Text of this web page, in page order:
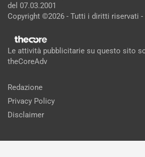
del 07.03.2001
Copyright ©2026 - Tutti i diritti riservati -
Le attività pubblicitarie su questo sito
theCoreAdv
Redazione
Privacy Policy
Disclaimer